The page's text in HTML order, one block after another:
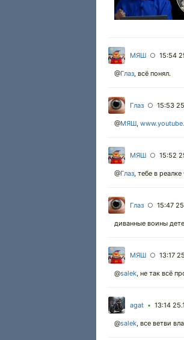
МЯШ ○ 15:54
@Глаз, всё понял.
Глаз ○ 15:53
@МЯШ,
МЯШ ○ 15:52
@Глаз, тебе в
Глаз ○ 15:47
диванные воины
МЯШ ○ 13:17
@salek, не так всё
agat • 13:14
@salek, все ветви